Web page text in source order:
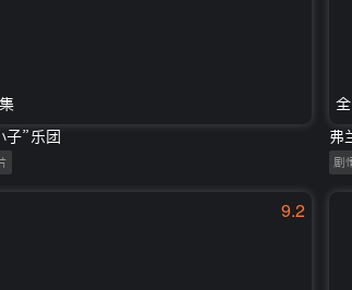
子”乐团
弗
剧
9.2